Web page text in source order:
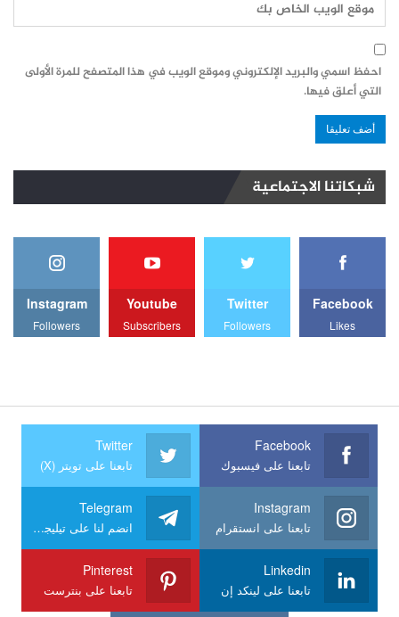
احفظ اسمي والبريد الإلكتروني وموقع الويب في هذا المتصفح للمرة الأولى
التي أعلق فيها.
شبكاتنا الاجتماعية
Facebook
Likes
Twitter
Followers
Youtube
Subscribers
Instagram
Followers
Facebook
تابعنا على فيسبوك
Twitter
تابعنا على تويتر (X)
Instagram
تابعنا على انستقرام
Telegram
انضم لنا على تيليجرام
Linkedin
تابعنا على لينكد إن
Pinterest
تابعنا على بنترست